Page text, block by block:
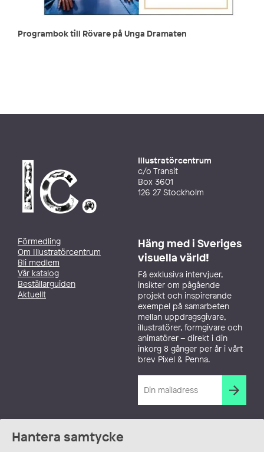
Hantera samtycke
Programbok till Rövare på Unga Dramaten
Illustratörcentrum
c/o Transit
Box 3601
126 27 Stockholm
Förmedling
Om Illustratörcentrum
Bli medlem
Vår katalog
Beställarguiden
Aktuellt
Häng med i Sveriges
visuella värld!
Få exklusiva intervjuer,
insikter om pågående
projekt och inspirerande
exempel på samarbeten
mellan uppdragsgivare,
illustratörer, formgivare och
animatörer – direkt i din
inkorg 8 gånger per år i vårt
brev Pixel & Penna.